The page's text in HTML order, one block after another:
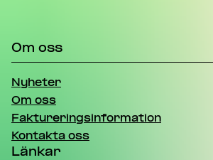
Om oss
Nyheter
Om oss
Faktureringsinformation
Kontakta oss
Länkar